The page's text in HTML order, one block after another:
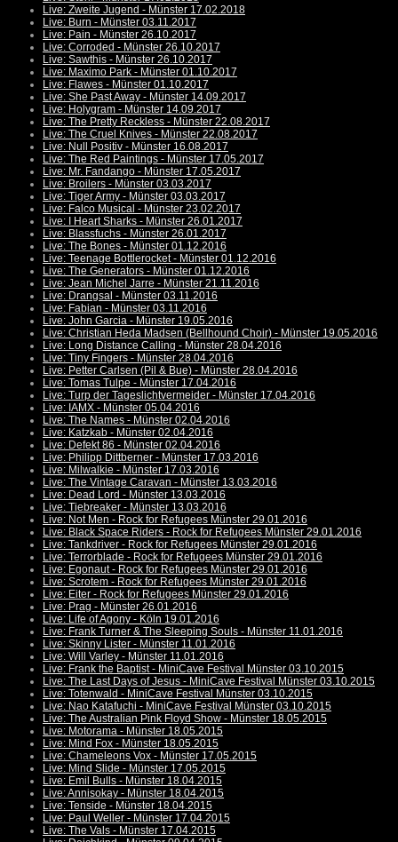
Live: Zweite Jugend - Münster 17.02.2018
Live: Burn - Münster 03.11.2017
Live: Pain - Münster 26.10.2017
Live: Corroded - Münster 26.10.2017
Live: Sawthis - Münster 26.10.2017
Live: Maximo Park - Münster 01.10.2017
Live: Flawes - Münster 01.10.2017
Live: She Past Away - Münster 14.09.2017
Live: Holygram - Münster 14.09.2017
Live: The Pretty Reckless - Münster 22.08.2017
Live: The Cruel Knives - Münster 22.08.2017
Live: Null Positiv - Münster 16.08.2017
Live: The Red Paintings - Münster 17.05.2017
Live: Mr. Fandango - Münster 17.05.2017
Live: Broilers - Münster 03.03.2017
Live: Tiger Army - Münster 03.03.2017
Live: Falco Musical - Münster 23.02.2017
Live: I Heart Sharks - Münster 26.01.2017
Live: Blassfuchs - Münster 26.01.2017
Live: The Bones - Münster 01.12.2016
Live: Teenage Bottlerocket - Münster 01.12.2016
Live: The Generators - Münster 01.12.2016
Live: Jean Michel Jarre - Münster 21.11.2016
Live: Drangsal - Münster 03.11.2016
Live: Fabian - Münster 03.11.2016
Live: John Garcia - Münster 19.05.2016
Live: Christian Heda Madsen (Bellhound Choir) - Münster 19.05.2016
Live: Long Distance Calling - Münster 28.04.2016
Live: Tiny Fingers - Münster 28.04.2016
Live: Petter Carlsen (Pil & Bue) - Münster 28.04.2016
Live: Tomas Tulpe - Münster 17.04.2016
Live: Turp der Tageslichtvermeider - Münster 17.04.2016
Live: IAMX - Münster 05.04.2016
Live: The Names - Münster 02.04.2016
Live: Katzkab - Münster 02.04.2016
Live: Defekt 86 - Münster 02.04.2016
Live: Philipp Dittberner - Münster 17.03.2016
Live: Milwalkie - Münster 17.03.2016
Live: The Vintage Caravan - Münster 13.03.2016
Live: Dead Lord - Münster 13.03.2016
Live: Tiebreaker - Münster 13.03.2016
Live: Not Men - Rock for Refugees Münster 29.01.2016
Live: Black Space Riders - Rock for Refugees Münster 29.01.2016
Live: Tankdriver - Rock for Refugees Münster 29.01.2016
Live: Terrorblade - Rock for Refugees Münster 29.01.2016
Live: Egonaut - Rock for Refugees Münster 29.01.2016
Live: Scrotem - Rock for Refugees Münster 29.01.2016
Live: Eiter - Rock for Refugees Münster 29.01.2016
Live: Prag - Münster 26.01.2016
Live: Life of Agony - Köln 19.01.2016
Live: Frank Turner & The Sleeping Souls - Münster 11.01.2016
Live: Skinny Lister - Münster 11.01.2016
Live: Will Varley - Münster 11.01.2016
Live: Frank the Baptist - MiniCave Festival Münster 03.10.2015
Live: The Last Days of Jesus - MiniCave Festival Münster 03.10.2015
Live: Totenwald - MiniCave Festival Münster 03.10.2015
Live: Nao Katafuchi - MiniCave Festival Münster 03.10.2015
Live: The Australian Pink Floyd Show - Münster 18.05.2015
Live: Motorama - Münster 18.05.2015
Live: Mind Fox - Münster 18.05.2015
Live: Chameleons Vox - Münster 17.05.2015
Live: Mind Slide - Münster 17.05.2015
Live: Emil Bulls - Münster 18.04.2015
Live: Annisokay - Münster 18.04.2015
Live: Tenside - Münster 18.04.2015
Live: Paul Weller - Münster 17.04.2015
Live: The Vals - Münster 17.04.2015